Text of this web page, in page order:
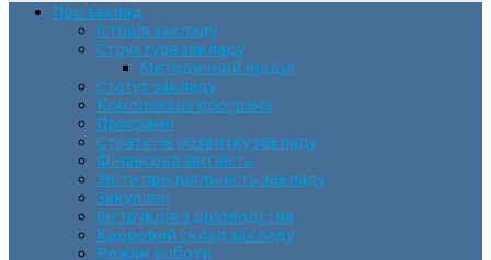
Про заклад
Історія закладу
Структура закладу
Методичний відділ
Статут закладу
Комплексна програма
Програми
Стратегія розвитку закладу
Фінансова звітність
Звіти про діяльність закладу
Закупівлі
Інструкція з діловодства
Кадровий склад закладу
Режим роботи